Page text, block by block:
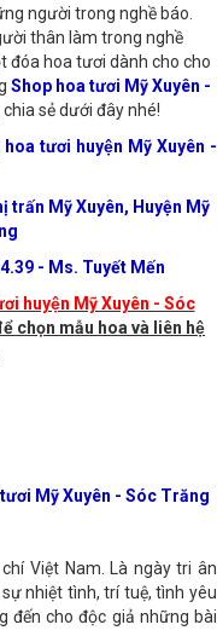
người trong nghề báo.
thân làm trong nghề
đóa hoa tươi dành cho cho
Shop hoa tươi Mỹ Xuyên -
sẻ dưới đây nhé!
tươi huyện Mỹ Xuyên -
trấn Mỹ Xuyên, Huyện Mỹ
- Ms. Tuyết Mến
huyện Mỹ Xuyên - Sóc
chọn mẫu hoa và liên hệ
Mỹ Xuyên - Sóc Trăng
Việt Nam. Là ngày tri ân
nhiệt tình, trí tuệ, tình yêu
cho độc giả những bài